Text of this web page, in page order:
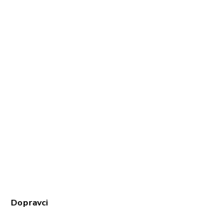
Dopravci